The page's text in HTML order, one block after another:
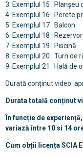
3. Exemplul 15 : Planșeu
4. Exemplul 16 : Perete
5. Exemplul 17 : Balcon
6. Exemplul 18 : Rezervor
7. Exemplul 19 : Piscină
8. Exemplul 20 : Turn de
9. Exemplul 21 : Hală de
Durată conținut video:
Durata totală conținut
În funcție de
variază între 10 si 14
Cum obții licența SCIA